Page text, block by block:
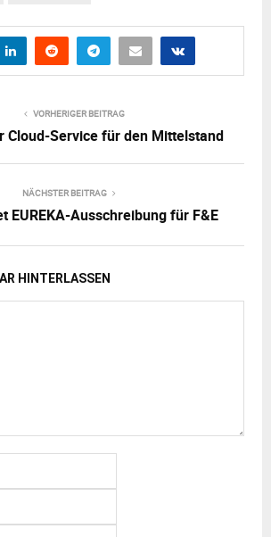
VORHERIGER BEITRAG
Cloud-Service für den Mittelstand
NÄCHSTER BEITRAG
EUREKA-Ausschreibung für F&E
HINTERLASSEN